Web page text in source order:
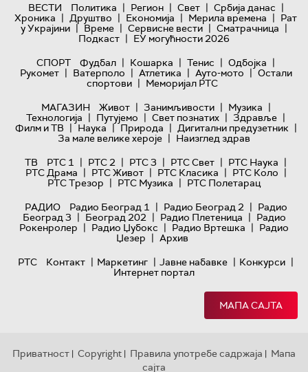
ВЕСТИ Политика | Регион | Свет | Србија данас |
Хроника | Друштво | Економија | Мерила времена | Рат
у Украјини | Време | Сервисне вести | Сматрачница |
Подкаст | ЕУ могућности 2026
СПОРТ
Фудбал | Кошарка | Тенис | Одбојка |
Рукомет | Ватерполо | Атлетика | Ауто-мото | Остали
спортови | Меморијал РТС
МАГАЗИН
Живот | Занимљивости | Музика |
Технологијa | Путујемо | Свет познатих | Здравље |
Филм и ТВ | Наука | Природа | Дигитални предузетник |
За мале велике хероје | Наизглед здрав
ТВ
РТС 1 | РТС 2 | РТС 3 | РТС Свет | РТС Наука |
РТС Драма | РТС Живот | РТС Класика | РТС Коло |
РТС Трезор | РТС Музика | РТС Полетарац
РАДИО
Радио Београд 1 | Радио Београд 2 | Радио
Београд 3 | Београд 202 | Радио Плетеница | Радио
Рокенролер | Радио Џубокс | Радио Вртешка | Радио
Џезер | Архив
РТС
Контакт | Маркетинг | Јавне набавке | Конкурси |
Интернет портал
МАПА САЈТА
Приватност | Copyright | Правила употребе садржаја | Мапа
сајта